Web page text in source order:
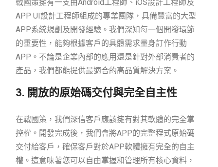
戰國策擁有一支由Android工程師、iOS設計工程師及
APP UI設計工程師組成的專業團隊，具備豐富的大型
APP系統規劃及開發經驗。我們深知每一個開發環節
的重要性，能夠根據客戶的具體需求量身訂作行動
APP。不論是企業內部的應用還是針對外部消費者的
產品，我們都能提供最適合的高品質解決方案。
3. 開放的原始碼交付與完全自主性
在戰國策，我們深信客戶應該擁有對其軟體的完全掌
控權。開發完成後，我們會將APP的完整程式原始碼
交付給客戶，確保客戶對於APP軟體擁有完全的自主
權。這意味著您可以自由掌握和管理所有核心資料，